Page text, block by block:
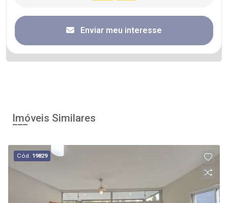
Enviar meu interesse
Imóveis Similares
Cód. 19829